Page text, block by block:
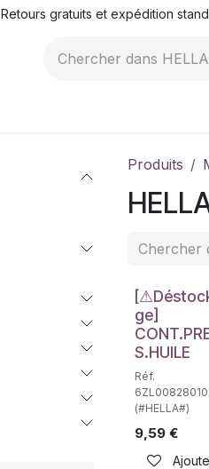
Retours gratuits et expédition
Produits
Déstockage
ge]
S.HUILE
Réf.
(#HELLA#)
9,59 €